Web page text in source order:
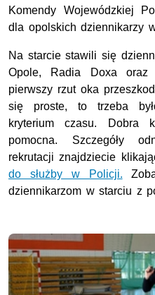
Komendy Wojewódzkiej
dla opolskich dziennikarzy
Na starcie stawili się
Opole, Radia Doxa
pierwszy rzut oka
się proste, to trzeba
kryterium czasu. Dobra
pomocna. Szczegóły
rekrutacji znajdziecie
do służby w Policji.
dziennikarzom w starciu z